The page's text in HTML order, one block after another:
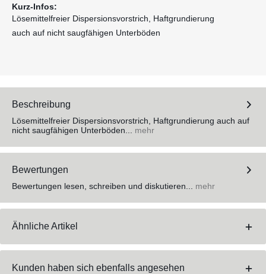
Kurz-Infos:
Lösemittelfreier Dispersionsvorstrich, Haftgrundierung
auch auf nicht saugfähigen Unterböden
Beschreibung
Lösemittelfreier Dispersionsvorstrich, Haftgrundierung auch auf
nicht saugfähigen Unterböden... mehr
Bewertungen
Bewertungen lesen, schreiben und diskutieren... mehr
Ähnliche Artikel
Kunden haben sich ebenfalls angesehen